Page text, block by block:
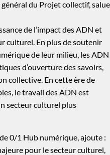
du Projet collectif, salue
de l’impact des ADN et
culturel. En plus de soutenir
de leur milieu, les ADN
d’ouverture des savoirs,
collective. En cette ère de
le travail des ADN est
secteur culturel plus
0/1 Hub numérique, ajoute :
pour le secteur culturel,